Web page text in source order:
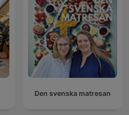
Den svenska matresan